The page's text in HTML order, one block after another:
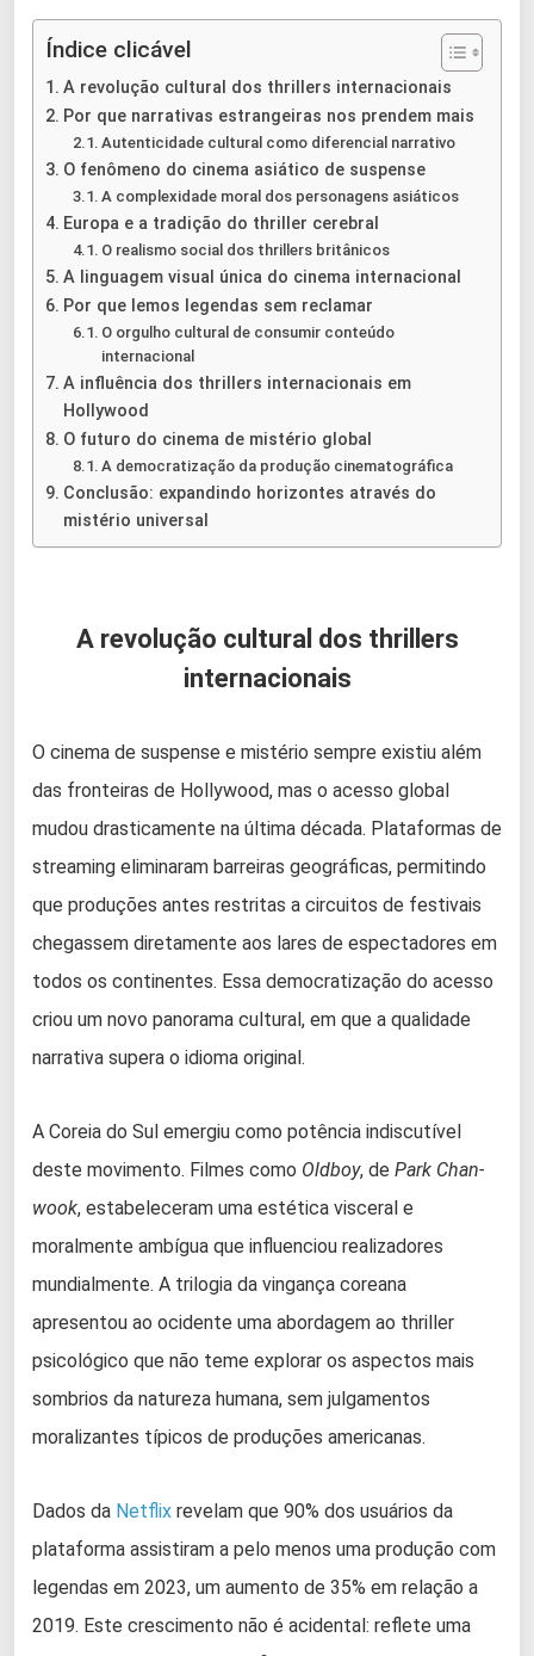
Índice clicável
A revolução cultural dos thrillers internacionais
Por que narrativas estrangeiras nos prendem mais
Autenticidade cultural como diferencial narrativo
O fenômeno do cinema asiático de suspense
A complexidade moral dos personagens asiáticos
Europa e a tradição do thriller cerebral
O realismo social dos thrillers britânicos
A linguagem visual única do cinema internacional
Por que lemos legendas sem reclamar
O orgulho cultural de consumir conteúdo
internacional
A influência dos thrillers internacionais em
Hollywood
O futuro do cinema de mistério global
A democratização da produção cinematográfica
Conclusão: expandindo horizontes através do
mistério universal
A revolução cultural dos thrillers
internacionais
O cinema de suspense e mistério sempre existiu além
das fronteiras de Hollywood, mas o acesso global
mudou drasticamente na última década. Plataformas de
streaming eliminaram barreiras geográficas, permitindo
que produções antes restritas a circuitos de festivais
chegassem diretamente aos lares de espectadores em
todos os continentes. Essa democratização do acesso
criou um novo panorama cultural, em que a qualidade
narrativa supera o idioma original.
A Coreia do Sul emergiu como potência indiscutível
deste movimento. Filmes como Oldboy, de Park Chan-
wook, estabeleceram uma estética visceral e
moralmente ambígua que influenciou realizadores
mundialmente. A trilogia da vingança coreana
apresentou ao ocidente uma abordagem ao thriller
psicológico que não teme explorar os aspectos mais
sombrios da natureza humana, sem julgamentos
moralizantes típicos de produções americanas.
Dados da Netflix revelam que 90% dos usuários da
plataforma assistiram a pelo menos uma produção com
legendas em 2023, um aumento de 35% em relação a
2019. Este crescimento não é acidental: reflete uma